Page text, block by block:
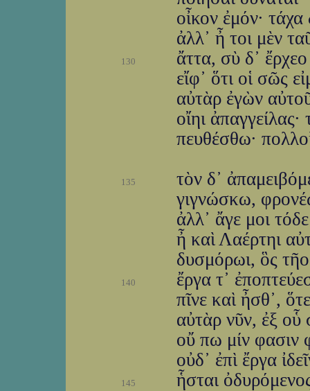
οἶκον ἐμόν·
ἀλλ᾽ ἦ τοι μὲν
130
ἄττα, σὺ δ᾽
εἴφ᾽ ὅτι οἱ σῶς
αὐτὰρ ἐγὼν
οἴηι
πευθέσθω·
135
τὸν δ᾽
γιγνώσκω,
ἀλλ᾽ ἄγε μοι
ἦ καὶ Λαέρτηι
δυσμόρωι, ὃς
140
ἔργα τ᾽
πῖνε καὶ ἦσθ᾽,
αὐτὰρ νῦν, ἐξ οὗ
οὔ πω μίν φασιν
οὐδ᾽ ἐπὶ ἔργα
145
ἧσται